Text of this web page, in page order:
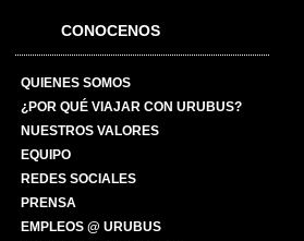
CONOCENOS
QUIENES SOMOS
¿POR QUÉ VIAJAR CON URUBUS?
NUESTROS VALORES
EQUIPO
REDES SOCIALES
PRENSA
EMPLEOS @ URUBUS